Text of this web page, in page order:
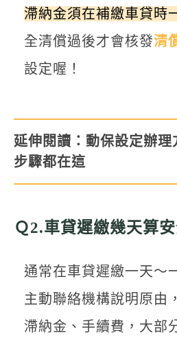
滯納金須在補繳車貸時
全清償過後才會核發清
設定喔！
延伸閱讀： 動保設定辦理
步驟都在這
Ｑ2.車貸遲繳幾天算
通常在車貸遲繳一天～
主動聯絡機構說明原由
滯納金、手續費，大部